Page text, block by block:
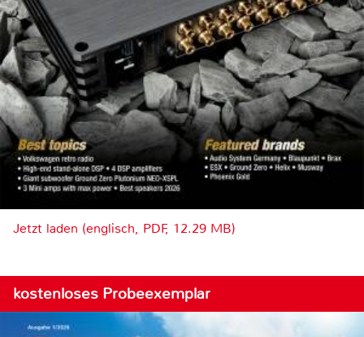
Jetzt laden (englisch, PDF, 12.29 MB)
kostenloses Probeexemplar